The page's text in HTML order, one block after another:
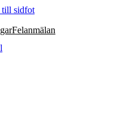
till sidfot
Felanmälan